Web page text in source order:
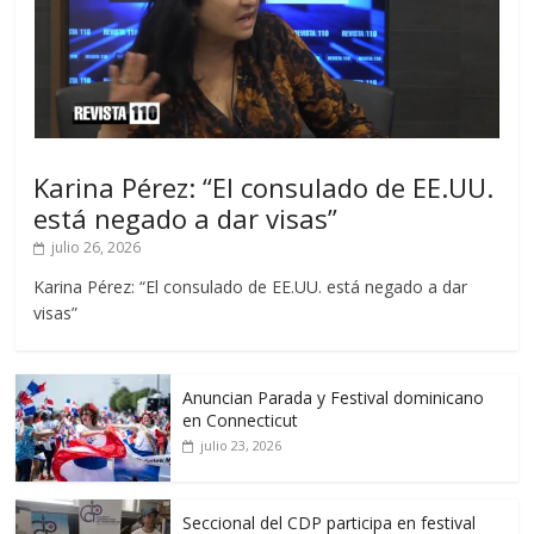
Karina Pérez: “El consulado de EE.UU.
está negado a dar visas”
julio 26, 2026
Karina Pérez: “El consulado de EE.UU. está negado a dar
visas”
Anuncian Parada y Festival dominicano
en Connecticut
julio 23, 2026
Seccional del CDP participa en festival